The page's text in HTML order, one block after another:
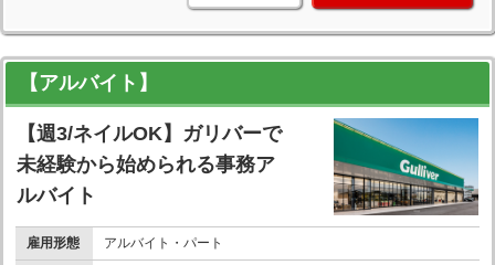
【アルバイト】
【週3/ネイルOK】ガリバーで
未経験から始められる事務ア
ルバイト
雇用形態 アルバイト・パート